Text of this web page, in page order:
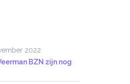
2022
BZN zijn nog